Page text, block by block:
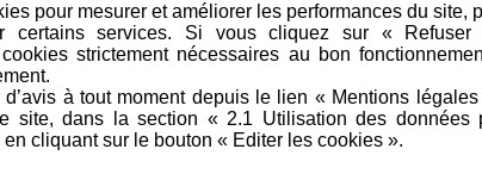
DÉCOUVREZ
pour mesurer et améliorer les performances du site,
certains services. Si vous cliquez sur «
strictement nécessaires au bon
à tout moment depuis le lien « Mentions
site, dans la section « 2.1 Utilisation des données
cliquant sur le bouton « Editer les cookies ».